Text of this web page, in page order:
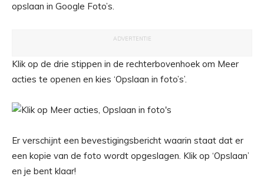
opslaan in Google Foto’s.
ADVERTENTIE
Klik op de drie stippen in de rechterbovenhoek om Meer
acties te openen en kies ‘Opslaan in foto’s’.
Er verschijnt een bevestigingsbericht waarin staat dat er
een kopie van de foto wordt opgeslagen. Klik op ‘Opslaan’
en je bent klaar!